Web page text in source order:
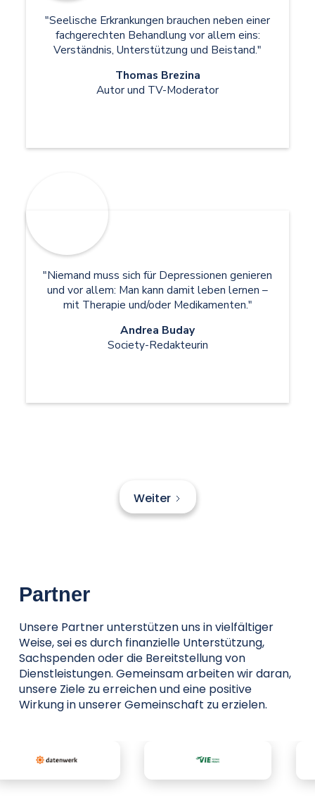
"Seelische Erkrankungen brauchen neben einer
fachgerechten Behandlung vor allem eins:
Verständnis, Unterstützung und Beistand."
Thomas Brezina
Autor und TV-Moderator
"Niemand muss sich für Depressionen genieren
und vor allem: Man kann damit leben lernen –
mit Therapie und/oder Medikamenten."
Andrea Buday
Society-Redakteurin
Weiter
Partner
Unsere Partner unterstützen uns in vielfältiger
Weise, sei es durch finanzielle Unterstützung,
Sachspenden oder die Bereitstellung von
Dienstleistungen. Gemeinsam arbeiten wir daran,
unsere Ziele zu erreichen und eine positive
Wirkung in unserer Gemeinschaft zu erzielen.